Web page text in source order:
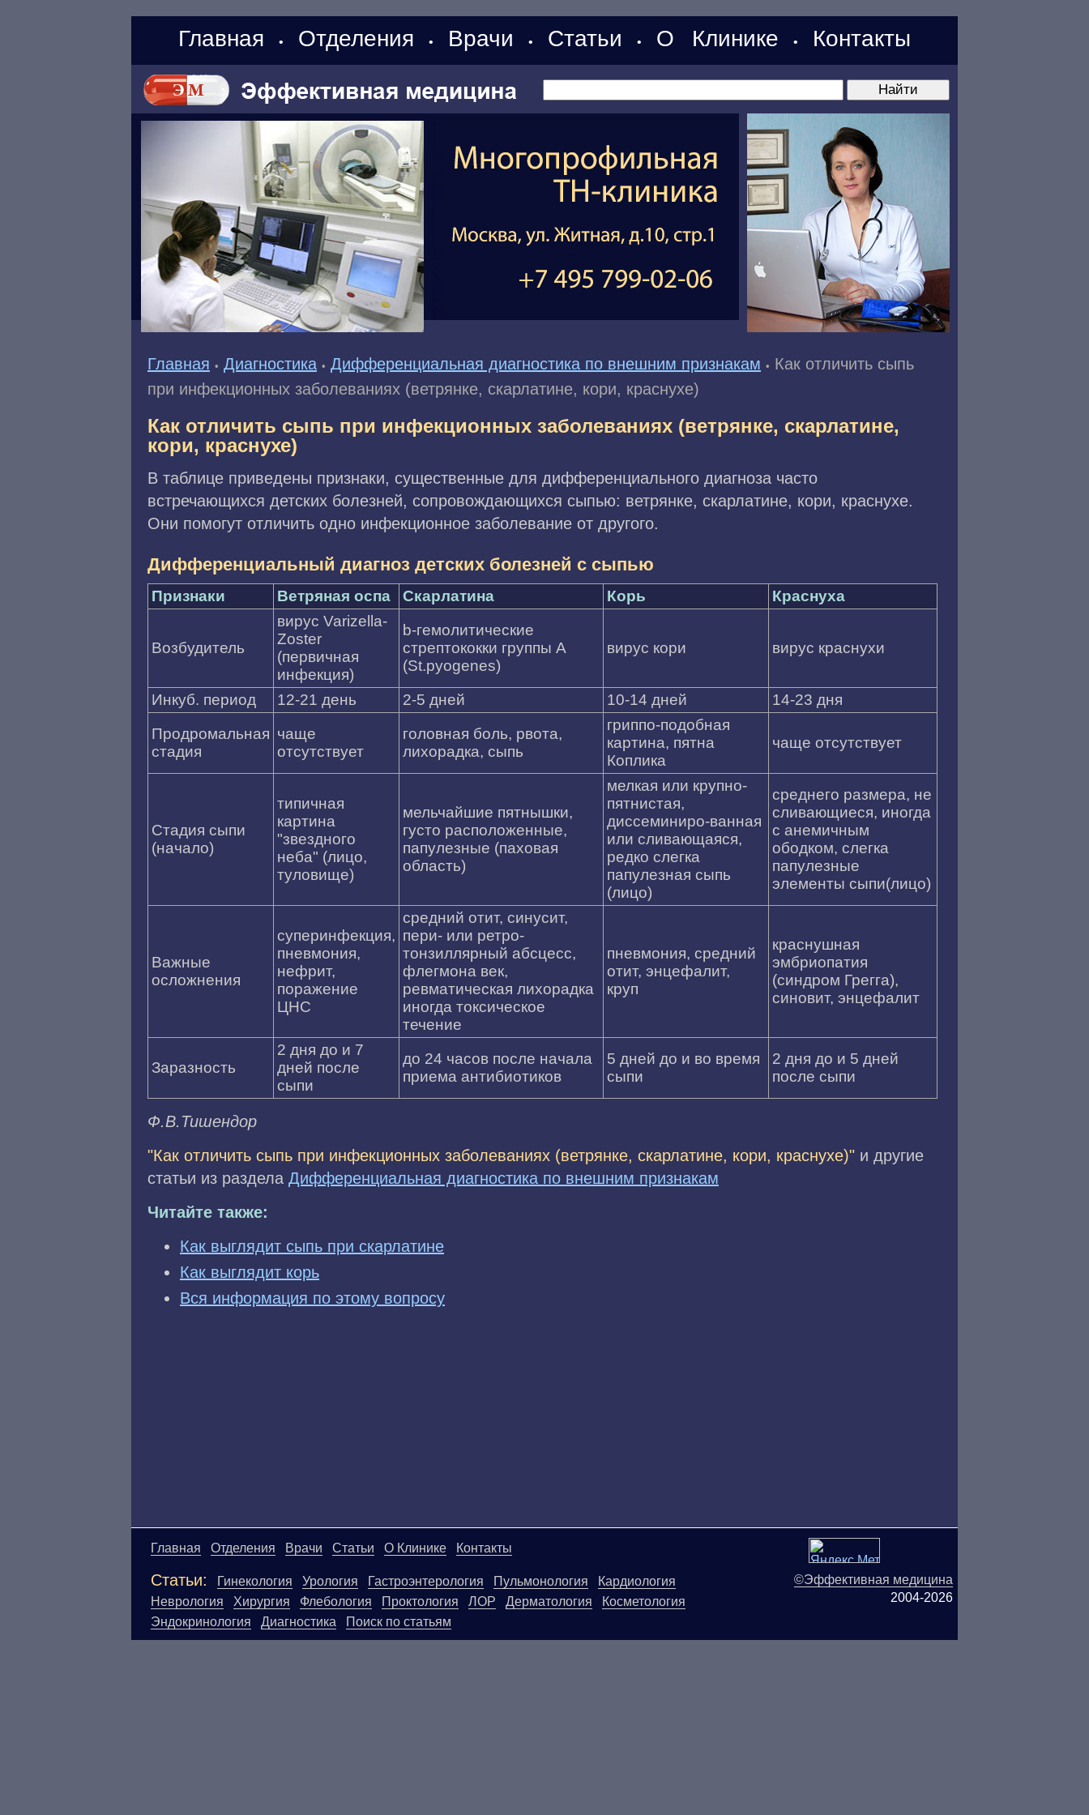
Главная • Отделения • Врачи • Статьи • О Клинике • Контакты
Главная • Диагностика • Дифференциальная диагностика по внешним признакам • Как отличить сыпь
при инфекционных заболеваниях (ветрянке, скарлатине, кори, краснухе)
Как отличить сыпь при инфекционных заболеваниях (ветрянке, скарлатине,
кори, краснухе)
В таблице приведены признаки, существенные для дифференциального диагноза часто
встречающихся детских болезней, сопровождающихся сыпью: ветрянке, скарлатине, кори, краснухе.
Они помогут отличить одно инфекционное заболевание от другого.
Дифференциальный диагноз детских болезней с сыпью
Признаки Ветряная оспа Скарлатина Корь Краснуха
Возбудитель
вирус Varizella-
Zoster
(первичная
инфекция)
b-гемолитические
стрептококки группы А
(St.pyogenes)
вирус кори вирус краснухи
Инкуб. период 12-21 день 2-5 дней 10-14 дней
14-23 дня
Продромальная
стадия
чаще
отсутствует
головная боль, рвота,
лихорадка, сыпь
гриппо-подобная
картина, пятна
Коплика
чаще отсутствует
Стадия сыпи
(начало)
типичная
картина
"звездного
неба" (лицо,
туловище)
мельчайшие пятнышки,
густо расположенные,
папулезные (паховая
область)
мелкая или крупно-
пятнистая,
диссеминиро-ванная
или сливающаяся,
редко слегка
папулезная сыпь
(лицо)
среднего размера, не
сливающиеся, иногда
с анемичным
ободком, слегка
папулезные
элементы сыпи(лицо)
Важные
осложнения
суперинфекция,
пневмония,
нефрит,
поражение
ЦНС
средний отит, синусит,
пери- или ретро-
тонзиллярный абсцесс,
флегмона век,
ревматическая лихорадка
иногда токсическое
течение
пневмония, средний
отит, энцефалит,
круп
краснушная
эмбриопатия
(синдром Грегга),
синовит, энцефалит
Заразность
2 дня до и 7
дней после
сыпи
до 24 часов после начала
приема антибиотиков
5 дней до и во время
сыпи
2 дня до и 5 дней
после сыпи
Ф.B.Тишeндop
"Как отличить сыпь при инфекционных заболеваниях (ветрянке, скарлатине, кори, краснухе)" и другие
статьи из раздела Дифференциальная диагностика по внешним признакам
Читайте также:
Как выглядит сыпь при скарлатине
Как выглядит корь
Вся информация по этому вопросу
Главная Отделения Врачи Статьи О Клинике Контакты
Статьи: Гинекология Урология Гастроэнтерология Пульмонология
Кардиология
Неврология
Хирургия Флебология Проктология ЛОР Дерматология
Косметология
Эндокринология
Диагностика Поиск по статьям
©Эффективная медицина
2004-2026